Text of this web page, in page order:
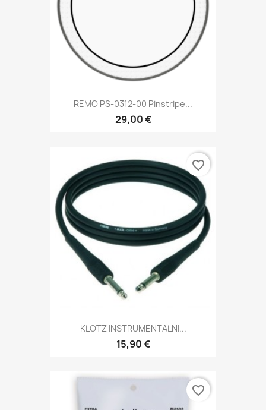
REMO PS-0312-00 Pinstripe...
29,00 €
KLOTZ INSTRUMENTALNI...
15,90 €
favorite_border
favorite_border